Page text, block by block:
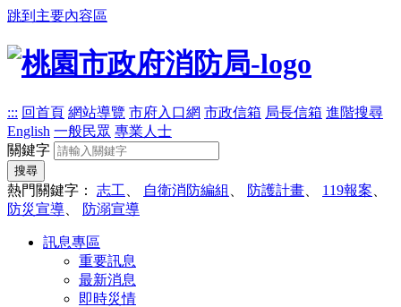
跳到主要內容區
::: 回首頁 網站導覽 市府入口網 市政信箱 局長信箱 進階搜尋
English 一般民眾 專業人士
關鍵字
搜尋
熱門關鍵字： 志工 自衛消防編組 防護計畫 119報案
防災宣導
防溺宣導
訊息專區
重要訊息
最新消息
即時災情